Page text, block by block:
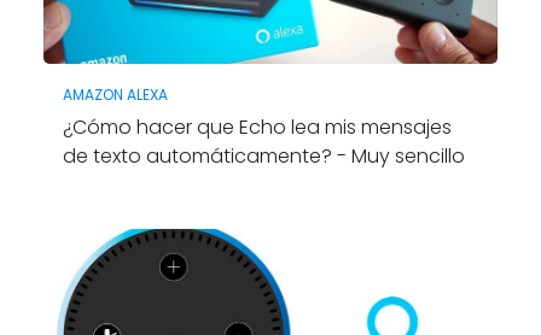
AMAZON ALEXA
¿Cómo hacer que Echo lea mis mensajes
de texto automáticamente? - Muy sencillo